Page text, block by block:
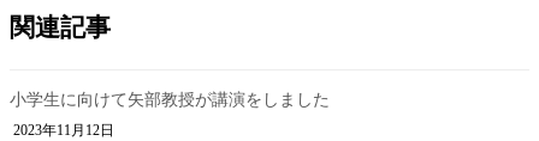
関連記事
小学生に向けて矢部教授が講演をしました
2023年11月12日